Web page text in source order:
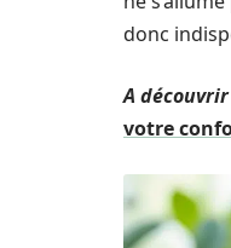
donc
A
votre